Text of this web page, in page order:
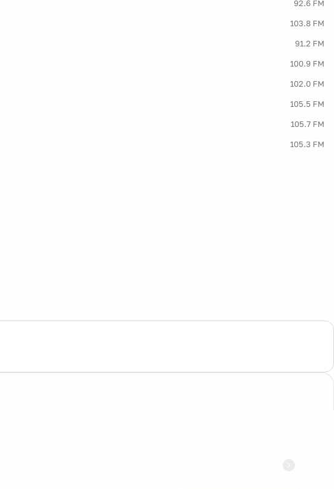
92.6 FM
103.8 FM
91.2 FM
100.9 FM
102.0 FM
105.5 FM
105.7 FM
105.3 FM